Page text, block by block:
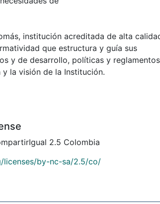
institución acreditada de alta
que estructura y guía sus
y de desarrollo, políticas y
la visión de la Institución.
2.5 Colombia
licenses/by-nc-sa/2.5/co/